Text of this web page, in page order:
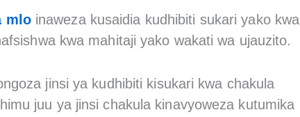
mloinaweza kusaidia kudhibiti sukari yako kwa
kwa mahitaji yako wakati wa ujauzito.
jinsi ya kudhibiti kisukari kwa chakula
juu ya jinsi chakula kinavyoweza kutumika